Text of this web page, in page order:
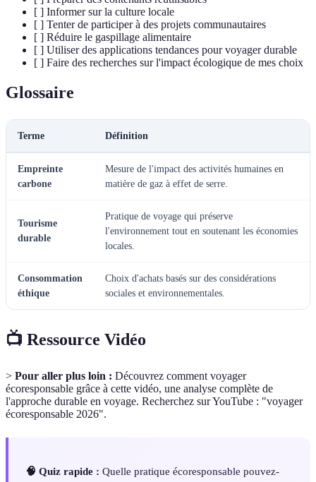
[ ] Informer sur la culture locale
[ ] Tenter de participer à des projets communautaires
[ ] Réduire le gaspillage alimentaire
[ ] Utiliser des applications tendances pour voyager durable
[ ] Faire des recherches sur l'impact écologique de mes choix
Glossaire
Terme Définition
Empreinte
carbone
Mesure de l'impact des activités humaines en
matière de gaz à effet de serre.
Tourisme
durable
Pratique de voyage qui préserve
l'environnement tout en soutenant les économies
locales.
Consommation
éthique
Choix d'achats basés sur des considérations
sociales et environnementales.
📺 Ressource Vidéo
> Pour aller plus loin : Découvrez comment voyager
écoresponsable grâce à cette vidéo, une analyse complète de
l'approche durable en voyage. Recherchez sur YouTube : "voyager
écoresponsable 2026".
🧠 Quiz rapide : Quelle pratique écoresponsable pouvez-